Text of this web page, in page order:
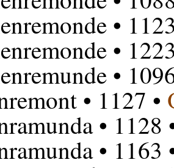
•
•
•
• 1127 •
• 1128
• 1163